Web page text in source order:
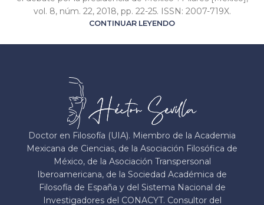
vol. 8, núm. 22, 2018, pp. 22-25. ISSN: 2007-719X.
CONTINUAR LEYENDO
Doctor en Filosofía (UIA). Miembro de la Academia
Mexicana de Ciencias, de la Asociación Filosófica de
México, de la Asociación Transpersonal
Iberoamericana, de la Sociedad Académica de
Filosofía de España y del Sistema Nacional de
Investigadores del CONACYT. Consultor del